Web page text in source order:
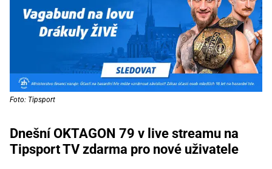
Foto: Tipsport
Dnešní OKTAGON 79 v live streamu na
Tipsport TV zdarma pro nové uživatele